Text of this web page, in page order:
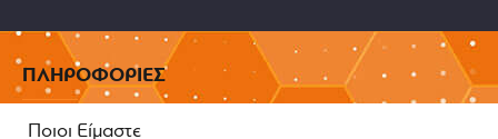
ΠΛΗΡΟΦΟΡΙΕΣ
Ποιοι Είμαστε